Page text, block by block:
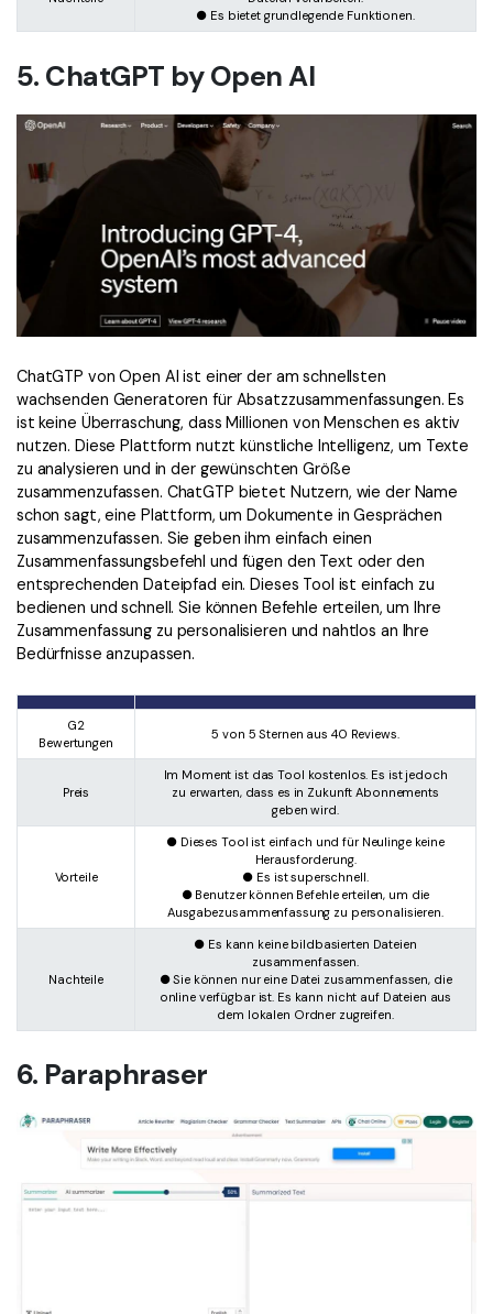
● Es bietet grundlegende Funktionen.
5. ChatGPT by Open AI
ChatGTP von Open AI ist einer der am schnellsten
wachsenden Generatoren für Absatzzusammenfassungen. Es
ist keine Überraschung, dass Millionen von Menschen es aktiv
nutzen. Diese Plattform nutzt künstliche Intelligenz, um Texte
zu analysieren und in der gewünschten Größe
zusammenzufassen. ChatGTP bietet Nutzern, wie der Name
schon sagt, eine Plattform, um Dokumente in Gesprächen
zusammenzufassen. Sie geben ihm einfach einen
Zusammenfassungsbefehl und fügen den Text oder den
entsprechenden Dateipfad ein. Dieses Tool ist einfach zu
bedienen und schnell. Sie können Befehle erteilen, um Ihre
Zusammenfassung zu personalisieren und nahtlos an Ihre
Bedürfnisse anzupassen.
G2
Bewertungen
5 von 5 Sternen aus 40 Reviews.
Preis
Im Moment ist das Tool kostenlos. Es ist jedoch
zu erwarten, dass es in Zukunft Abonnements
geben wird.
Vorteile
● Dieses Tool ist einfach und für Neulinge keine
Herausforderung.
● Es ist superschnell.
● Benutzer können Befehle erteilen, um die
Ausgabezusammenfassung zu personalisieren.
Nachteile
● Es kann keine bildbasierten Dateien
zusammenfassen.
● Sie können nur eine Datei zusammenfassen, die
online verfügbar ist. Es kann nicht auf Dateien aus
dem lokalen Ordner zugreifen.
6. Paraphraser